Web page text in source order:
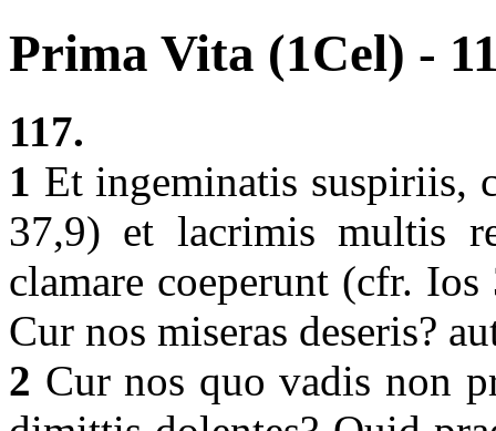
Prima Vita (1Cel) -
117.
1 Et ingeminatis suspiriis,
37,9) et lacrimis multis
clamare coeperunt (cfr.
Cur nos miseras deseris?
2 Cur nos quo vadis non